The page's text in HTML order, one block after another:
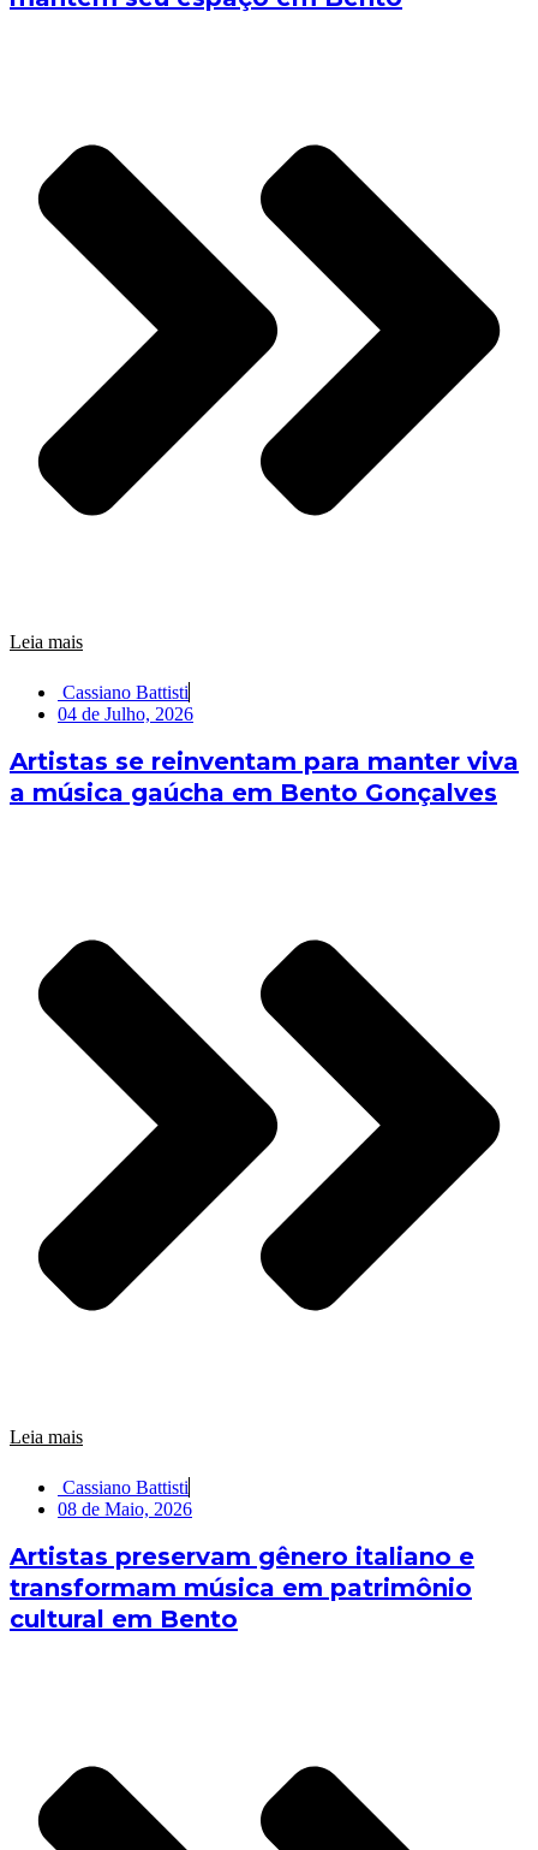
Leia mais
Cassiano Battisti
04 de Julho, 2026
Artistas se reinventam para manter viva
a música gaúcha em Bento Gonçalves
Leia mais
Cassiano Battisti
08 de Maio, 2026
Artistas preservam gênero italiano e
transformam música em patrimônio
cultural em Bento